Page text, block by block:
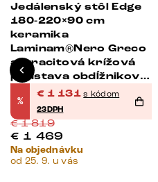
Jedálenský stôl Edge
180-220×90 cm
keramika
Laminam®Nero Greco
antracitová krížová
podstava obdĺžnikový
nerezová oceľ
rozkladací
%
€ 1 131 s kódom
23DPH
€1 819
€ 1 469
Na objednávku
od 25. 9. u vás